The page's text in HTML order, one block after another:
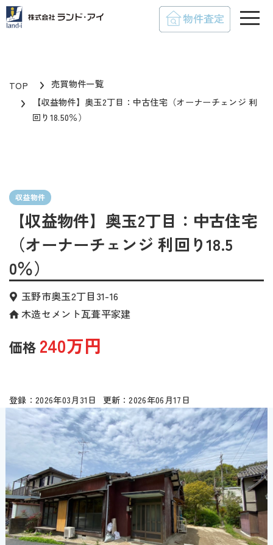
TOP
売買物件一覧
【収益物件】奥玉2丁目：中古住宅（オーナーチェンジ 利
回り18.50％）
収益物件
【収益物件】奥玉2丁目：中古住宅
（オーナーチェンジ 利回り18.5
0％）
玉野市奥玉2丁目31-16
木造セメント瓦葺平家建
240万円
2026年03月31日 2026年06月17日